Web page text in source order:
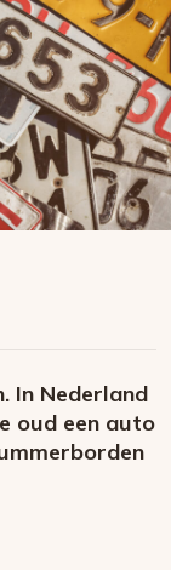
In Nederland
oud een auto